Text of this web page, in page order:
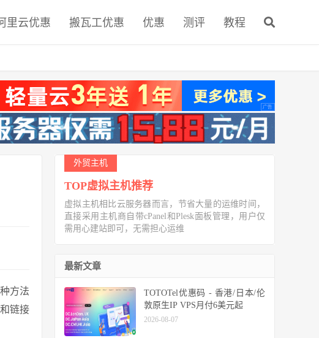
里云优惠 搬瓦工优惠 优惠 测评 教程
方法
链接
外贸主机
TOP虚拟主机推荐
虚拟主机相比云服务器而言，节省大量的运维时间，
直接采用主机商自带cPanel和Plesk面板管理，用户仅
需用心建站即可，无需担心运维
最新文章
TOTOTel优惠码 - 香港/日本/伦
敦原生IP VPS月付6美元起
2026-08-07